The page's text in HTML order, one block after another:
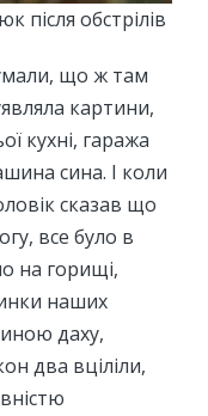
обстрілів
що ж там
картини,
кухні, гаража
сина. І коли
сказав що
все було в
на горищі,
наших
даху,
два вціліли,